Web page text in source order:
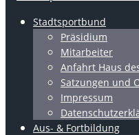
Stadtsportbund
Präsidium
Mitarbeiter
Anfahrt Haus
Satzungen und
Impressum
Aus- & Fortbildung